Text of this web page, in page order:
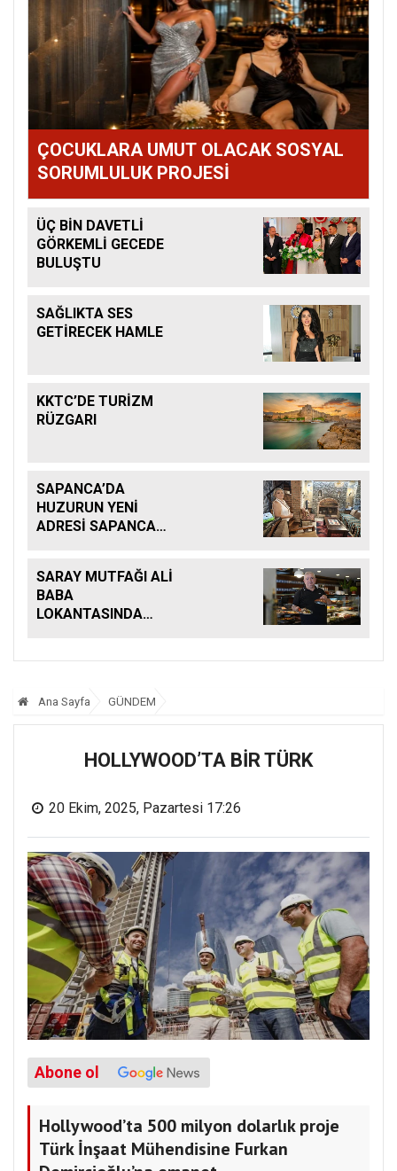
ÇOCUKLARA UMUT OLACAK SOSYAL
SORUMLULUK PROJESİ
ÜÇ BİN DAVETLİ
GÖRKEMLİ GECEDE
BULUŞTU
SAĞLIKTA SES
GETİRECEK HAMLE
KKTC’DE TURİZM
RÜZGARI
SAPANCA’DA
HUZURUN YENİ
ADRESİ SAPANCA
SARAY MUTFAĞI ALİ
BABA
LOKANTASINDA
Ana Sayfa GÜNDEM
HOLLYWOOD’TA BİR TÜRK
20 Ekim, 2025, Pazartesi 17:26
Abone ol
Hollywood’ta 500 milyon dolarlık proje
Türk İnşaat Mühendisine Furkan